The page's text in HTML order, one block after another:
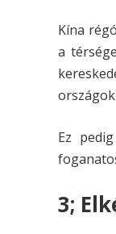
Kína
a
Ez
3;